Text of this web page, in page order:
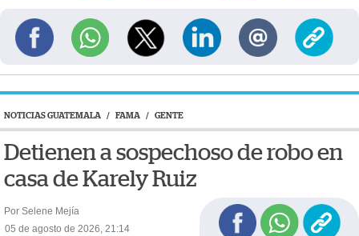
NOTICIAS GUATEMALA / FAMA / GENTE
Detienen a sospechoso de robo en
casa de Karely Ruiz
Por Selene Mejía
05 de agosto de 2026, 21:14